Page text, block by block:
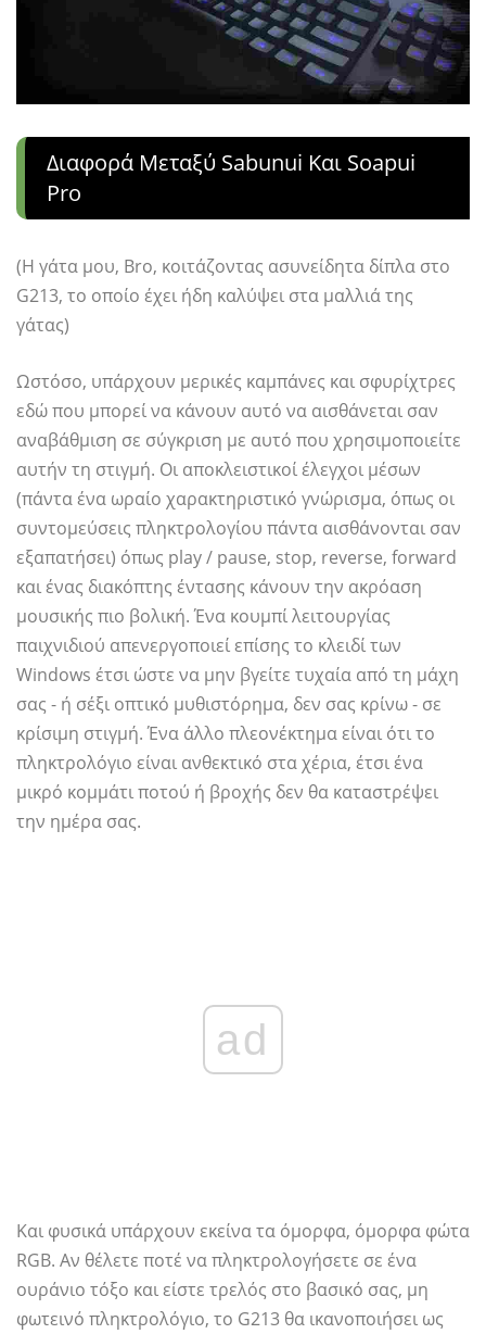
Διαφορά Μεταξύ Sabunui Και Soapui
Pro
(Η γάτα μου, Bro, κοιτάζοντας ασυνείδητα δίπλα στο
G213, το οποίο έχει ήδη καλύψει στα μαλλιά της
γάτας)
Ωστόσο, υπάρχουν μερικές καμπάνες και σφυρίχτρες
εδώ που μπορεί να κάνουν αυτό να αισθάνεται σαν
αναβάθμιση σε σύγκριση με αυτό που χρησιμοποιείτε
αυτήν τη στιγμή. Οι αποκλειστικοί έλεγχοι μέσων
(πάντα ένα ωραίο χαρακτηριστικό γνώρισμα, όπως οι
συντομεύσεις πληκτρολογίου πάντα αισθάνονται σαν
εξαπατήσει) όπως play / pause, stop, reverse, forward
και ένας διακόπτης έντασης κάνουν την ακρόαση
μουσικής πιο βολική. Ένα κουμπί λειτουργίας
παιχνιδιού απενεργοποιεί επίσης το κλειδί των
Windows έτσι ώστε να μην βγείτε τυχαία από τη μάχη
σας - ή σέξι οπτικό μυθιστόρημα, δεν σας κρίνω - σε
κρίσιμη στιγμή. Ένα άλλο πλεονέκτημα είναι ότι το
πληκτρολόγιο είναι ανθεκτικό στα χέρια, έτσι ένα
μικρό κομμάτι ποτού ή βροχής δεν θα καταστρέψει
την ημέρα σας.
ad
Και φυσικά υπάρχουν εκείνα τα όμορφα, όμορφα φώτα
RGB. Αν θέλετε ποτέ να πληκτρολογήσετε σε ένα
ουράνιο τόξο και είστε τρελός στο βασικό σας, μη
φωτεινό πληκτρολόγιο, το G213 θα ικανοποιήσει ως